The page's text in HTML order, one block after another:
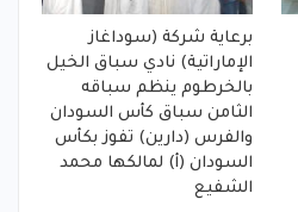
برعاية شركة (سوداغاز
الإماراتية) نادي سباق الخيل
بالخرطوم ينظم سباقه
الثامن سباق كأس السودان
والفرس (دارين) تفوز بكأس
السودان (أ) لمالكها محمد
الشفيع